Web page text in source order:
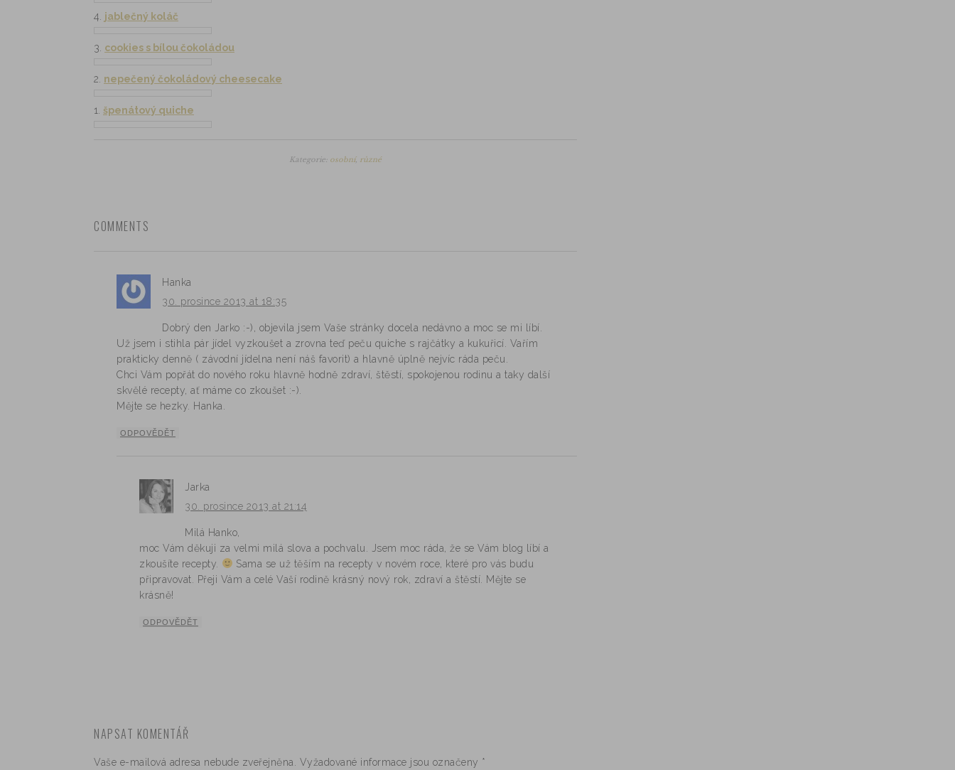
4. jablečný koláč
3. cookies s bílou čokoládou
2. nepečený čokoládový cheesecake
1. špenátový quiche
Kategorie: osobní, různé
COMMENTS
Hanka
30. prosince 2013 at 18:35
Dobrý den Jarko :-), objevila jsem Vaše stránky docela nedávno a moc se mi líbí.
Už jsem i stihla pár jídel vyzkoušet a zrovna teď peču quiche s rajčátky a kukuřicí. Vařím
prakticky denně ( závodní jídelna není náš favorit) a hlavně úplně nejvíc ráda peču.
Chci Vám popřát do nového roku hlavně hodně zdraví, štěstí, spokojenou rodinu a taky další
skvělé recepty, ať máme co zkoušet :-).
Mějte se hezky. Hanka.
ODPOVĚDĚT
Jarka
30. prosince 2013 at 21:14
Milá Hanko,
moc Vám děkuji za velmi milá slova a pochvalu. Jsem moc ráda, že se Vám blog líbí a
zkoušíte recepty.
Sama se už těším na recepty v novém roce, které pro vás budu
připravovat. Přeji Vám a celé Vaší rodině krásný nový rok, zdraví a štěstí. Mějte se
krásně!
ODPOVĚDĚT
NAPSAT KOMENTÁŘ
Vaše e-mailová adresa nebude zveřejněna. Vyžadované informace jsou označeny *